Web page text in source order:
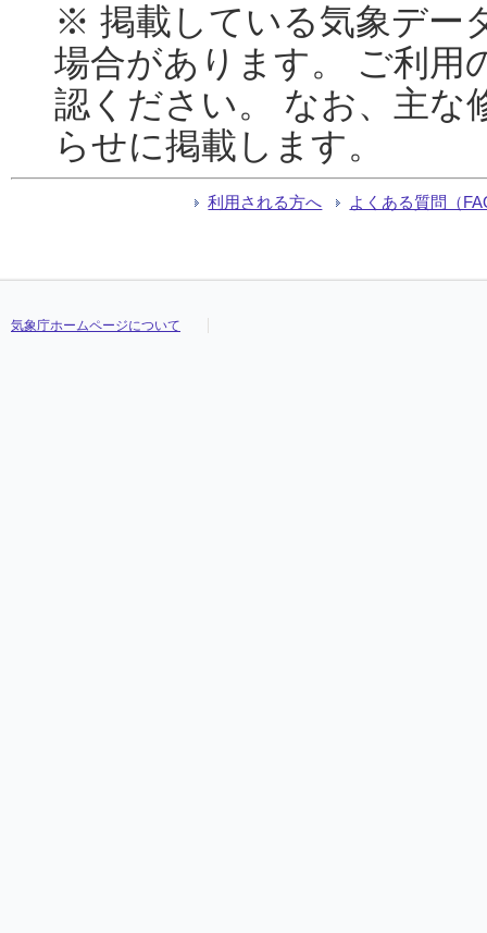
※ 掲載している気象デー
場合があります。 ご利用
認ください。 なお、主な
らせに掲載します。
利用される方へ よくある質問（
気象庁ホームページについて